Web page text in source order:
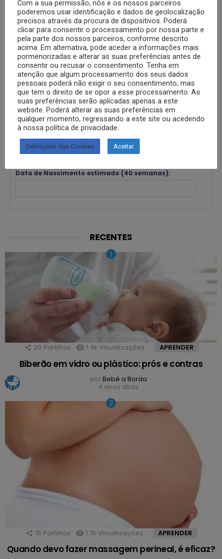
-
Data Estimada de Concepção:
Termina o primeiro trimestre (12 semanas):
Termina o segundo trimestre (27 semanas):
Data de Nascimento estimado (40 semanas):
RECENTES
20 Partilhas 1.4k Visualizações APRENDER
Biberão em vidro ou plástico: prós e contras
por Bebé a Bordo
4 anos atrás
18 Partilhas 1.7k Visualizações APRENDER
Quando devo fazer massagem perineal, é eficaz?
Com a sua permissão, nós e os nossos parceiros
poderemos usar identificação e dados de geolocalização
precisos através da procura de dispositivos. Poderá
clicar para consentir o processamento por nossa parte e
pela parte dos nossos parceiros, conforme descrito
acima. Em alternativa, pode aceder a informações mais
pormenorizadas e alterar as suas preferências antes de
consentir ou recusar o consentimento. Tenha em
atenção que algum processamento dos seus dados
pessoais poderá não exigir o seu consentimento, mas
que tem o direito de se opor a esse processamento. As
suas preferências serão aplicadas apenas a este
website. Poderá alterar as suas preferências em
qualquer momento, regressando a este site ou acedendo
à nossa política de privacidade.
Definições das Cookies Aceitar